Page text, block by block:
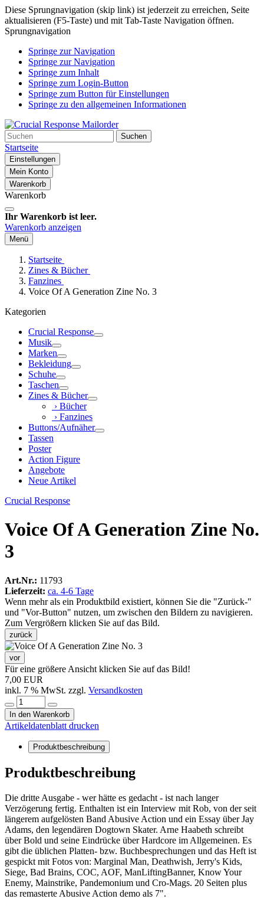
Diese Sprungnavigation (skip link) ist jederzeit zu erreichen, Seite
aktualisieren (F5-Taste) und mit Tab-Taste Navigation öffnen.
Sprungnavigation
Springe zur Navigation
Springe zur Navigation
Springe zum Inhalt
Springe zum Login-Button
Springe zum Button für Einstellungen
Springe zu den allgemeinen Informationen
Suchen
Startseite
Einstellungen
Mein Konto
Warenkorb
Warenkorb
Ihr Warenkorb ist leer.
Warenkorb anzeigen
Menü
Startseite
Zines & Bücher
Fanzines
Voice Of A Generation Zine No. 3
Kategorien
Crucial Response
Musik
Marken
Bekleidung
Schuhe
Taschen
Zines & Bücher
› Bücher
› Fanzines
Buttons/Aufnäher
Tassen
Poster
Action Figure
Angebote
Neue Artikel
Crucial Response
Voice Of A Generation Zine No.
3
Art.Nr.: 11793
Lieferzeit: ca. 4-6 Tage
Wenn mehr als ein Produktbild existiert, können Sie die "Zurück-"
und "Vor-Button" nutzen, um zwischen den Bildern zu navigieren.
Zum Vergrößern klicken Sie auf das Bild.
zurück
vor
Für eine größere Ansicht klicken Sie auf das Bild!
7,00 EUR
inkl. 7 % MwSt. zzgl. Versandkosten
In den Warenkorb
Artikeldatenblatt drucken
Produktbeschreibung
Produktbeschreibung
Die dritte Ausgabe - wer hätte es gedacht - ist nach langer
Verzögerung fertig. Enthalten ist ein Interview mit Rob, von der seit
längerem aufgelösten Band Abusive Action und ein Essay über Jay
Adams, den legendären Dogtown Skater. Arne Haabeth schreibt
über Bold und seine Eindrücke über Hardcore im Allgemeinen. Es
gibt die üblichen Platten- bzw. Buchbesprechungen und das Heft ist
gespickt mit Fotos von: Marginal Man, Deathwish, Jerry's Kids,
Siege, Bad Brains, COC, AOF, ManLiftingBanner, Know Your
Enemy, Mainstrike, Pandemonium und Cro-Mags. 20 Seiten plus
das remasterte Abusive Action demo als 7".